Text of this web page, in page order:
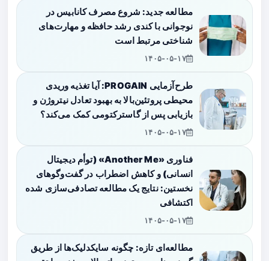
مطالعه جدید: شروع مصرف کانابیس در
نوجوانی با کندی رشد حافظه و مهارت‌های
شناختی مرتبط است
۱۴۰۵-۰۵-۱۷
طرح‌آزمایی PROGAIN: آیا تغذیه وریدی
محیطی پروتئین‌بالا به بهبود تعادل نیتروژن و
بازیابی پس از گاسترکتومی کمک می‌کند؟
۱۴۰۵-۰۵-۱۷
فناوری «Another Me» (توأم دیجیتال
انسانی) و کاهش اضطراب در گفت‌وگوهای
نخستین: نتایج یک مطالعه تصادفی‌سازی شده
اکتشافی
۱۴۰۵-۰۵-۱۷
مطالعه‌ای تازه: چگونه سایکدلیک‌ها از طریق